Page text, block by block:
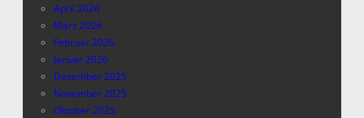
April 2026
März 2026
Februar 2026
Januar 2026
Dezember 2025
November 2025
Oktober 2025